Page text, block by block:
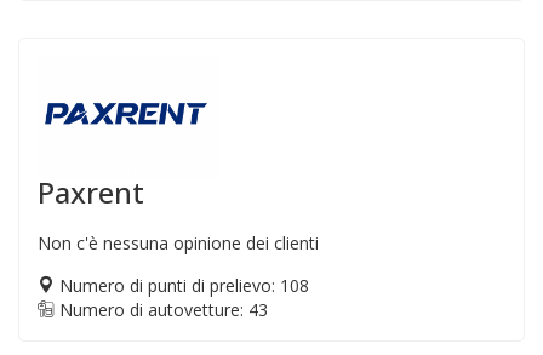
Paxrent
Non c'è nessuna opinione dei clienti
Numero di punti di prelievo: 108
Numero di autovetture: 43